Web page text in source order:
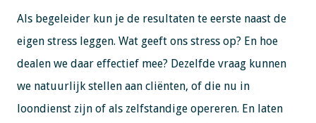
Als begeleider kun je de resultaten te eerste naast de
eigen stress leggen. Wat geeft ons stress op? En hoe
dealen we daar effectief mee? Dezelfde vraag kunnen
we natuurlijk stellen aan cliënten, of die nu in
loondienst zijn of als zelfstandige opereren. En laten